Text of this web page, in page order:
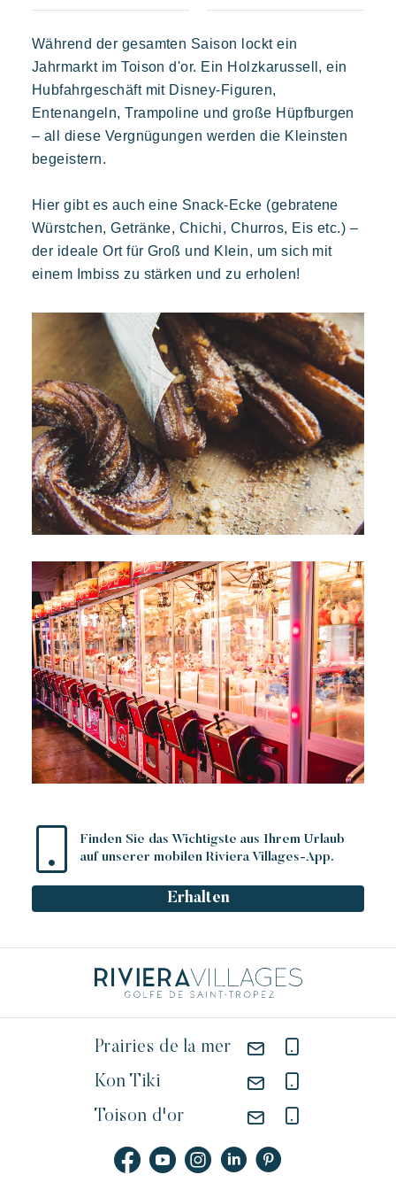
Prairies de la mer
Saint Tropez, eine außergewöhnliche Lage.
Kon Tiki
Eine idyllische Umgebung am Fuße des berühmten Strandes
von Pampelonne
Toison d'or
Elegant Authentisch Vertraulich
Ihr nächster Urlaub
Live the adventure
Mit der Familie genießen
Aufenthalt voller entspannung
Veranstaltungen & Feste
Unsere Angebote
Kontaktieren Sie uns
Finden Sie das Wichtigste aus Ihrem Urlaub
auf unserer mobilen Riviera Villages-App.
Erhalten
Während der gesamten Saison lockt ein
Jahrmarkt im Toison d'or. Ein Holzkarussell, ein
Hubfahrgeschäft mit Disney-Figuren,
Entenangeln, Trampoline und große Hüpfburgen
– all diese Vergnügungen werden die Kleinsten
begeistern.
Hier gibt es auch eine Snack-Ecke (gebratene
Würstchen, Getränke, Chichi, Churros, Eis etc.) –
der ideale Ort für Groß und Klein, um sich mit
einem Imbiss zu stärken und zu erholen!
Prairies de la mer
Kon Tiki
Toison d'or